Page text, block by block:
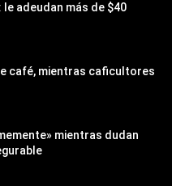
adeudan más de $40
café, mientras caficultores
mientras dudan